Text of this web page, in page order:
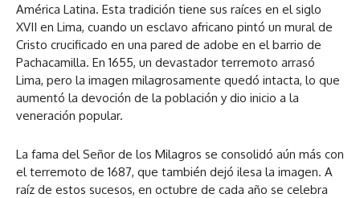
América Latina. Esta tradición tiene sus raíces en el siglo
XVII en Lima, cuando un esclavo africano pintó un mural de
Cristo crucificado en una pared de adobe en el barrio de
Pachacamilla. En 1655, un devastador terremoto arrasó
Lima, pero la imagen milagrosamente quedó intacta, lo que
aumentó la devoción de la población y dio inicio a la
veneración popular.
La fama del Señor de los Milagros se consolidó aún más con
el terremoto de 1687, que también dejó ilesa la imagen. A
raíz de estos sucesos, en octubre de cada año se celebra